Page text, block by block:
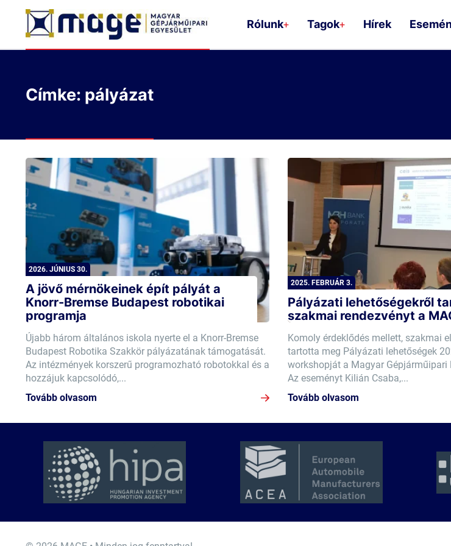
Rólunk+ Tagok+ Hírek
Címke: pályázat
2026. JÚNIUS 30.
A jövő mérnökeinek épít pályát a
Knorr-Bremse Budapest robotikai
programja
Újabb három általános iskola nyerte el a Knorr-Bremse
Budapest Robotika Szakkör pályázatának támogatását.
Az intézmények korszerű programozható robotokkal és a
hozzájuk kapcsolódó,...
Tovább olvasom
2025. FEBRUÁR 3.
Pályázati lehetőségekről
szakmai rendezvényt a
Komoly érdeklődés mellett, szakmai
tartotta meg Pályázati lehetőségek
workshopját a Magyar Gépjárműipari
Az eseményt Kilián Csaba,...
Tovább olvasom